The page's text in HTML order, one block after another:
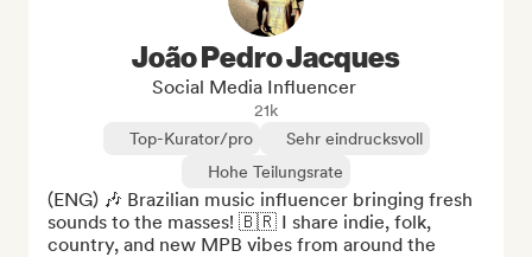
João Pedro Jacques
Social Media Influencer
21k
Top-Kurator/pro
Sehr eindrucksvoll
Hohe Teilungsrate
(ENG) 🎶 Brazilian music influencer bringing fresh
sounds to the masses! 🇧🇷 I share indie, folk,
country, and new MPB vibes from around the